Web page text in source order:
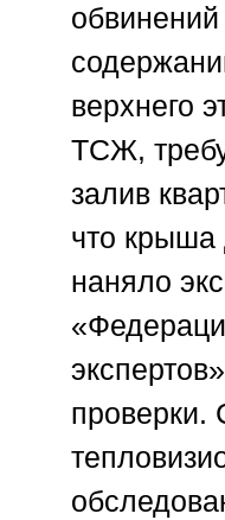
верхнего
ТСЖ,
залив
что
наняло
экспертов»